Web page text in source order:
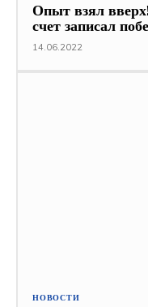
Опыт взял
счет записал
14.06.2022
НОВОСТИ